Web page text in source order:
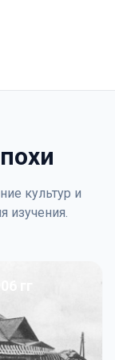
культур и
изучения.
гг